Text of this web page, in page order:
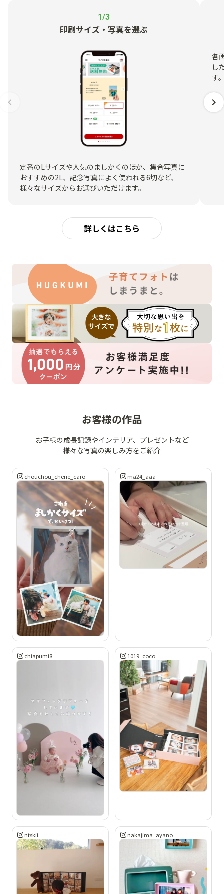
1/3
印刷サイズ・写真を選ぶ
定番のLサイズや人気のましかくのほか、集合写真に
おすすめの2L、記念写真によく使われる6切など、
様々なサイズからお選びいただけます。
各
し
す
詳しくはこちら
お客様の作品
お子様の成長記録やインテリア、プレゼントなど
様々な写真の楽しみ方をご紹介
chouchou_cherie_caro ma24_aaa
chiapumi8 1019_coco
ntskii.___ nakajima_ayano